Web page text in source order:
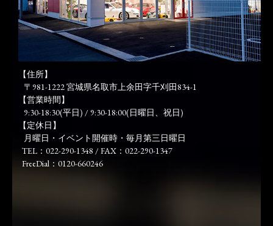
【住所】
〒981-1222 宮城県名取市上余田字千刈田834-1
【営業時間】
9:30-18:30(平日) / 9:30-18:00(日曜日、祝日)
【定休日】
月曜日・イベント開催時・毎月第三日曜日
TEL：022-290-1348 / FAX：022-290-1347
FreeDial：0120-660246